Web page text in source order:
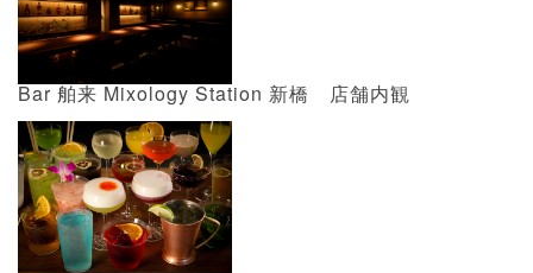
Bar 舶来 Mixology Station 新橋 店舗内観